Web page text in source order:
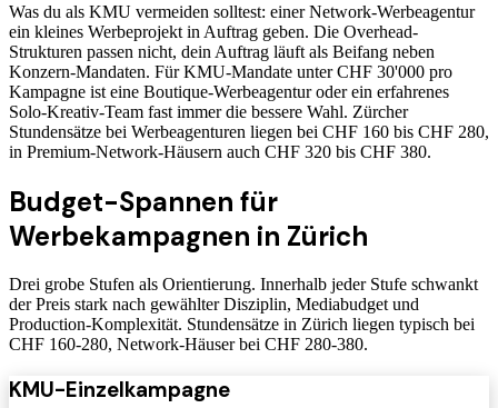
Was du als KMU vermeiden solltest: einer Network-Werbeagentur
ein kleines Werbeprojekt in Auftrag geben. Die Overhead-
Strukturen passen nicht, dein Auftrag läuft als Beifang neben
Konzern-Mandaten. Für KMU-Mandate unter CHF 30'000 pro
Kampagne ist eine Boutique-Werbeagentur oder ein erfahrenes
Solo-Kreativ-Team fast immer die bessere Wahl. Zürcher
Stundensätze bei Werbeagenturen liegen bei CHF 160 bis CHF 280,
in Premium-Network-Häusern auch CHF 320 bis CHF 380.
Budget-Spannen für
Werbekampagnen in Zürich
Drei grobe Stufen als Orientierung. Innerhalb jeder Stufe schwankt
der Preis stark nach gewählter Disziplin, Mediabudget und
Production-Komplexität. Stundensätze in Zürich liegen typisch bei
CHF 160-280, Network-Häuser bei CHF 280-380.
KMU-Einzelkampagne